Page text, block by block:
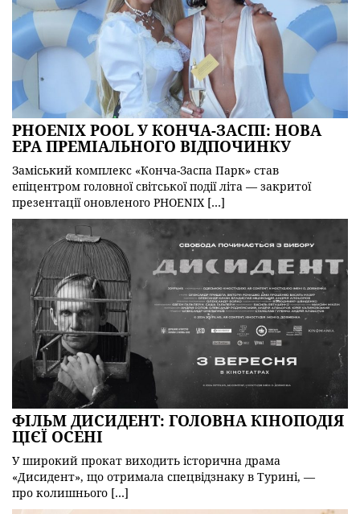
PHOENIX POOL У КОНЧА-ЗАСПІ: НОВА
ЕРА ПРЕМІАЛЬНОГО ВІДПОЧИНКУ
Заміський комплекс «Конча-Заспа Парк» став
епіцентром головної світської події літа — закритої
презентації оновленого PHOENIX […]
ФІЛЬМ ДИСИДЕНТ: ГОЛОВНА КІНОПОДІЯ
ЦІЄЇ ОСЕНІ
У широкий прокат виходить історична драма
«Дисидент», що отримала спецвідзнаку в Турині, —
про колишнього […]